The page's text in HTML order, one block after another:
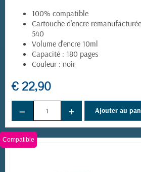
100% compatible
Cartouche d'encre
540
Volume d'encre 10ml
Capacité : 180 pages
Couleur : noir
€ 22,90
− + Ajouter au
Compatible